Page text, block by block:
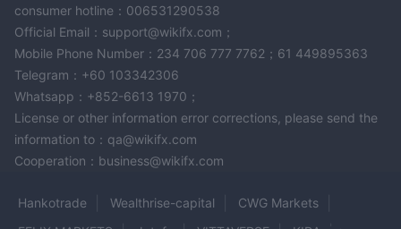
consumer hotline：006531290538
Official Email：support@wikifx.com；
Mobile Phone Number：234 706 777 7762；61 449895363
Telegram：+60 103342306
Whatsapp：+852-6613 1970；
License or other information error corrections, please send the
information to：qa@wikifx.com
Cooperation：business@wikifx.com
Hankotrade Wealthrise-capital
CWG Markets